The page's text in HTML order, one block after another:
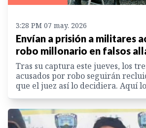
3:28 PM 07 may. 2026
Envían a prisión a militares
robo millonario en falsos
Tras su captura este jueves, los
acusados por robo seguirán
que el juez así lo decidiera. Aquí